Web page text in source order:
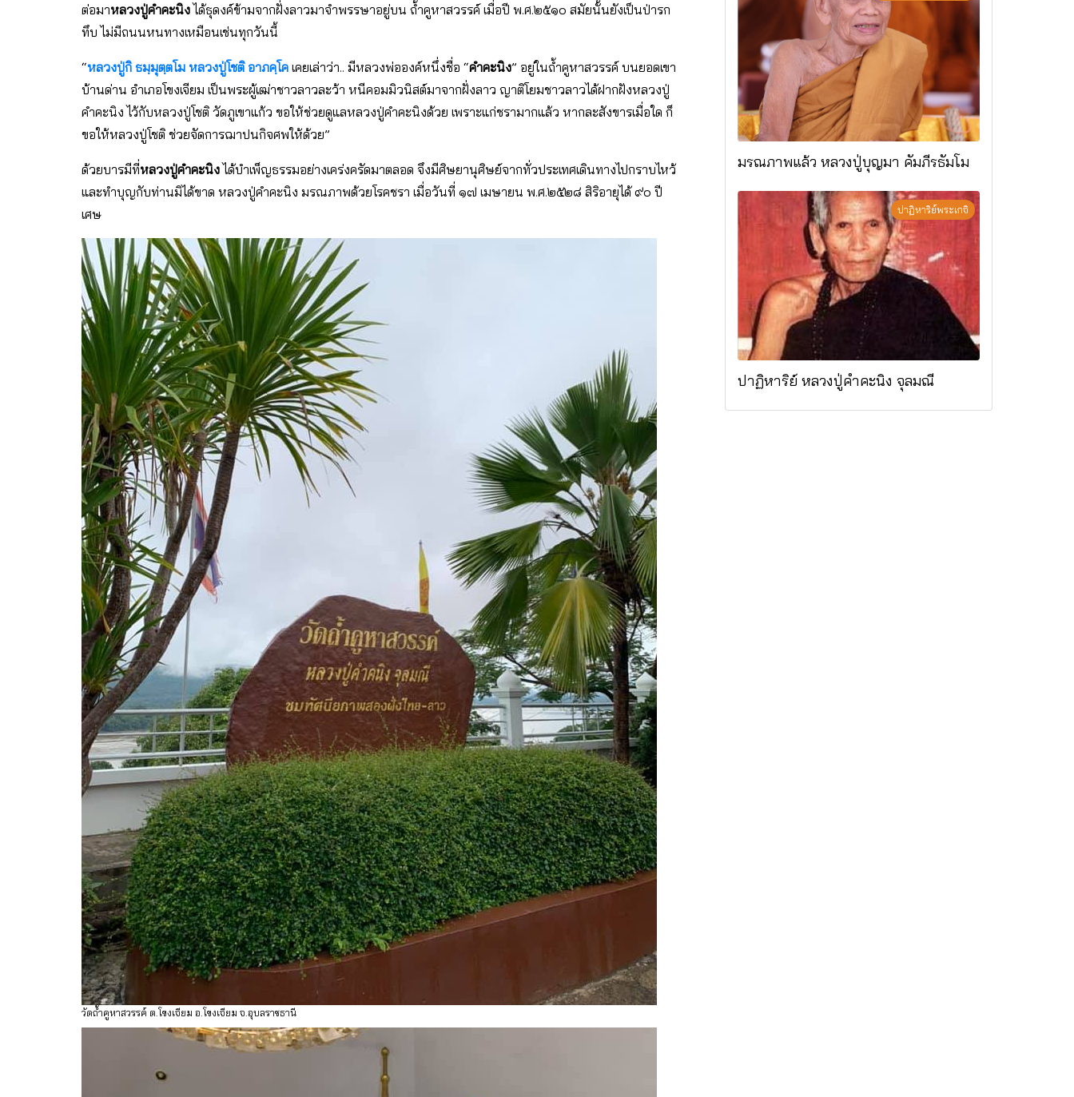
ต่อมาหลวงปู่คําคะนิงได้ธุดงค์ข้ามจากฝั่งลาวมาจําพรรษาอยู่บน ถ้ำคูหาสวรรค์ เมื่อปี พ.ศ.๒๕๑๐ สมัยนั้นยังเป็นป่ารก
ทึบ ไม่มีถนนหนทางเหมือนเช่นทุกวันนี้
“หลวงปู่กิ ธมฺมุตฺตโม หลวงปู่โชติ อาภคฺโค เคยเล่าว่า.. มีหลวงพ่อองค์หนึ่งชื่อ “คำคะนิง” อยู่ในถ้ำคูหาสวรรค์ บนยอดเขา
บ้านด่าน อำเภอโขงเจียม เป็นพระผู้เฒ่าชาวลาวละว้า หนีคอมมิวนิสต์มาจากฝั่งลาว ญาติโยมชาวลาวได้ฝากฝังหลวงปู่
คำคะนิง ไว้กับหลวงปู่โชติ วัดภูเขาแก้ว ขอให้ช่วยดูแลหลวงปู่คำคะนิงด้วย เพราะแก่ชรามากแล้ว หากละสังขารเมื่อใด ก็
ขอให้หลวงปู่โชติ ช่วยจัดการฌาปนกิจศพให้ด้วย”
ด้วยบารมีที่หลวงปู่คําคะนิงได้บําเพ็ญธรรมอย่างเคร่งครัดมาตลอด จึงมีศิษยานุศิษย์จากทั่วประเทศเดินทางไปกราบไหว้
และทําบุญกับท่านมิได้ขาด หลวงปู่คําคะนิง มรณภาพด้วยโรคชรา เมื่อวันที่ ๑๗ เมษายน พ.ศ.๒๕๒๘ สิริอายุได้ ๙๐ ปี
เศษ
วัดถ้ำคูหาสวรรค์ ต.โขงเจียม อ.โขงเจียม จ.อุบลราชธานี
มรณภาพแล้ว หลวงปู่บุญมา คัมภีรธัมโม
ปาฏิหาริย์พระเกจิ
ปาฏิหาริย์ หลวงปู่คำคะนิง จุลมณี